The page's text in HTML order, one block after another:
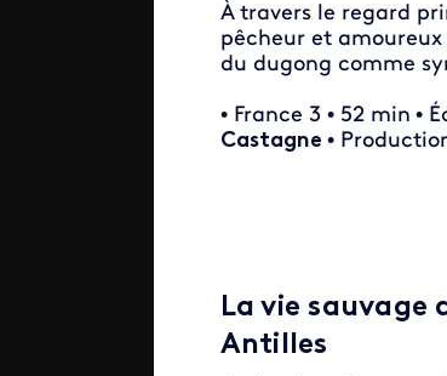
À travers le regard
pêcheur et
du dugong comme
• France 3 • 52 min •
Castagne •
La vie sauvage
Antilles